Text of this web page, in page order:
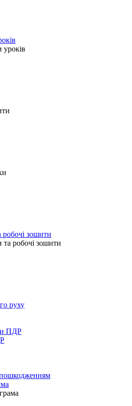
уроків
робочі зошити
та робочі зошити
руху
ПДР
пошкодженням